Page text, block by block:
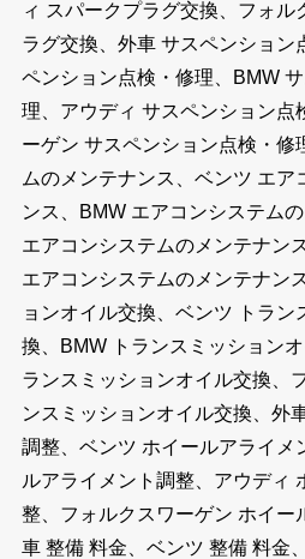
ィ スパークプラグ交換、フォル
ラグ交換、外車 サスペンション
ペンション点検・修理、BMW
理、アウディ サスペンション点
ーゲン サスペンション点検・修
ムのメンテナンス、ベンツ エア
ンス、BMW エアコンシステム
エアコンシステムのメンテナン
エアコンシステムのメンテナン
ョンオイル交換、ベンツ トラン
換、BMW トランスミッション
ランスミッションオイル交換、
ンスミッションオイル交換、外
調整、ベンツ ホイールアライメ
ルアライメント調整、アウディ
整、フォルクスワーゲン ホイー
車 整備 料金、ベンツ 整備 料金